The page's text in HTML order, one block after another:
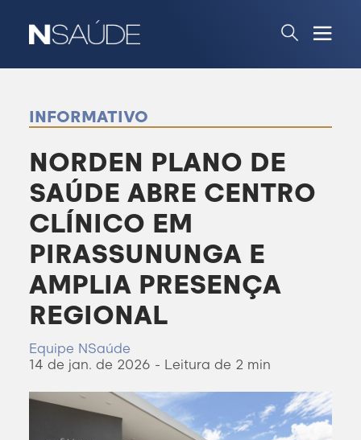
INFORMATIVO
NORDEN PLANO DE
SAÚDE ABRE CENTRO
CLÍNICO EM
PIRASSUNUNGA E
AMPLIA PRESENÇA
REGIONAL
Equipe NSaúde
14 de jan. de 2026 - Leitura de 2 min